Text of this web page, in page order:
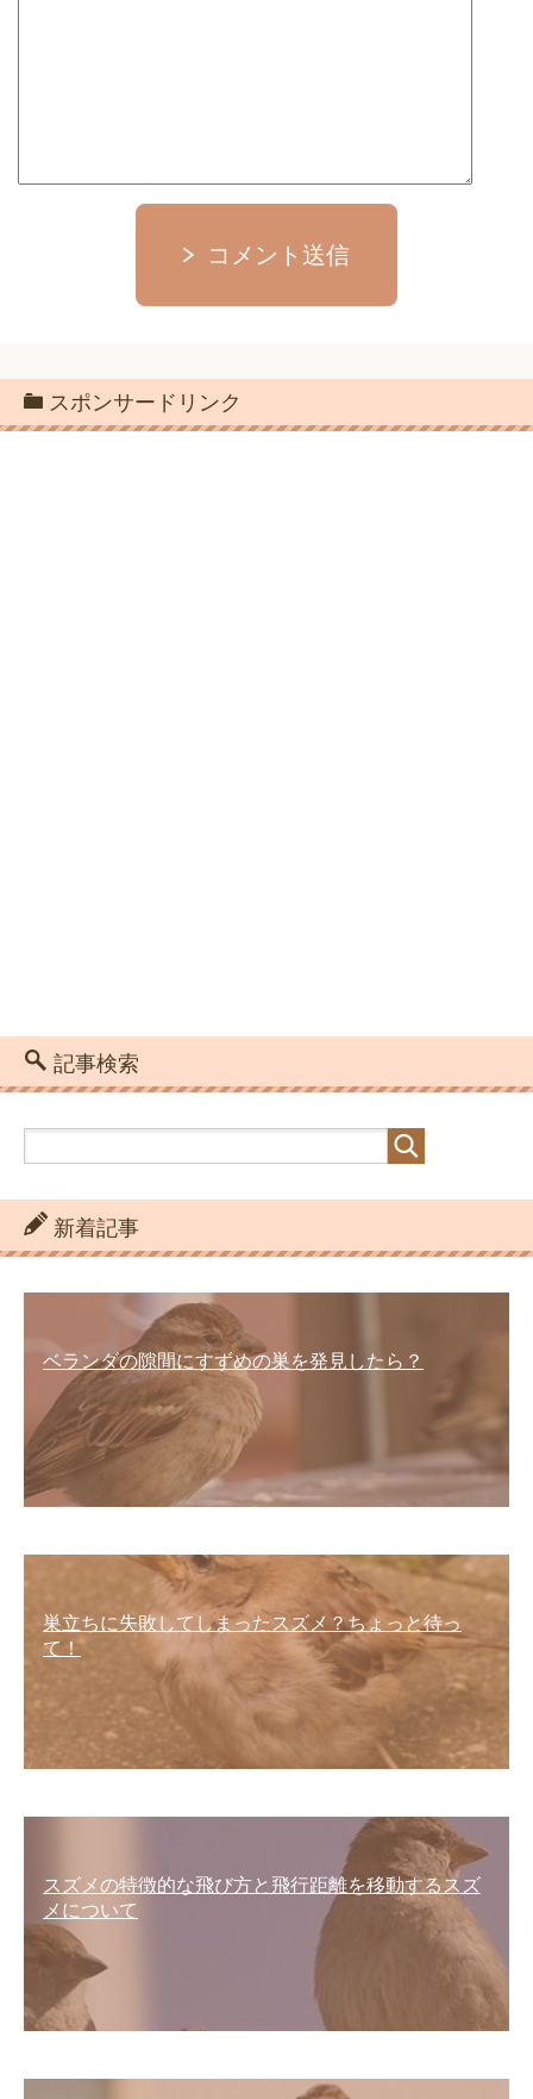
コメント送信
スポンサードリンク
記事検索
新着記事
ベランダの隙間にすずめの巣を発見したら？
巣立ちに失敗してしまったスズメ？ちょっと待っ
て！
スズメの特徴的な飛び方と飛行距離を移動するスズ
メについて